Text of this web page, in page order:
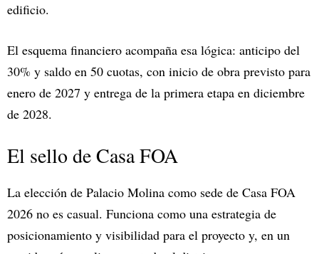
edificio.
El esquema financiero acompaña esa lógica: anticipo del
30% y saldo en 50 cuotas, con inicio de obra previsto para
enero de 2027 y entrega de la primera etapa en diciembre
de 2028.
El sello de Casa FOA
La elección de Palacio Molina como sede de Casa FOA
2026 no es casual. Funciona como una estrategia de
posicionamiento y visibilidad para el proyecto y, en un